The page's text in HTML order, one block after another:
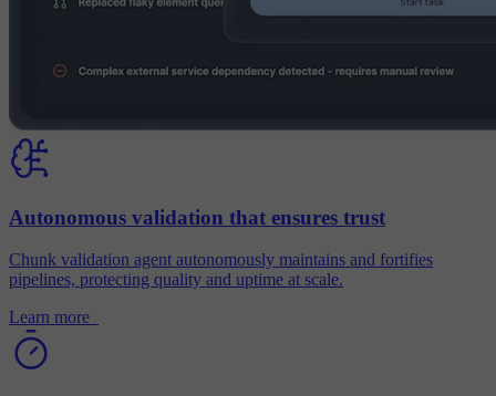
Autonomous validation that ensures trust
Chunk validation agent autonomously maintains and fortifies
pipelines, protecting quality and uptime at scale.
Learn more